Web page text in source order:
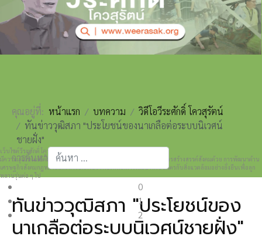
เว็บไซต์วีระศักดิ์ โควสุรัตน์ www.weerasak.org
มีความมุ่งมั่นเเละตั้งใจในการเผยแพร่เรื่องราวความรู้ความเข้าใจในการสร้างสรรค์สังคมด้วย การพัฒนาด้าน
เศรษฐกิจสังคมกฎหมายและการปกครอง เพื่อให้เกิดการพัฒนาที่เป็นมิตรกับสิ่งแวดล้อมอย่างยั่งยืนเพื่อลูก
หลานรุ่นต่อ ๆ ไป
0
1
2
คุณอยู่ที่: หน้าแรก บทความ
วิดีโอวีระศักดิ์ โควสุรัตน์
ทันข่าววุฒิสภา "ประโยชน์ของนาเกลือต่อระบบนิเวศน์
ชายฝั่ง"
การค้นหา
Type 2 or more characters for results.
ทันข่าววุฒิสภา "ประโยชน์ของ
นาเกลือต่อระบบนิเวศน์ชายฝั่ง"